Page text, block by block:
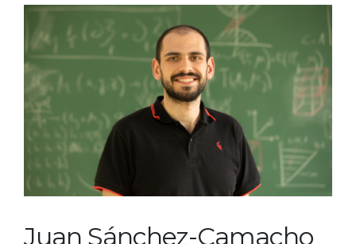
Juan Sánchez-Camacho